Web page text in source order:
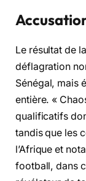
Le résultat de
déflagration
Sénégal, mais
entière. «
qualificatifs
tandis que les
l’Afrique et
football, dans